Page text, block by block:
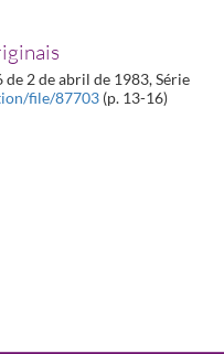
2 de abril de 1983, Série
file/87703(p. 13-16)